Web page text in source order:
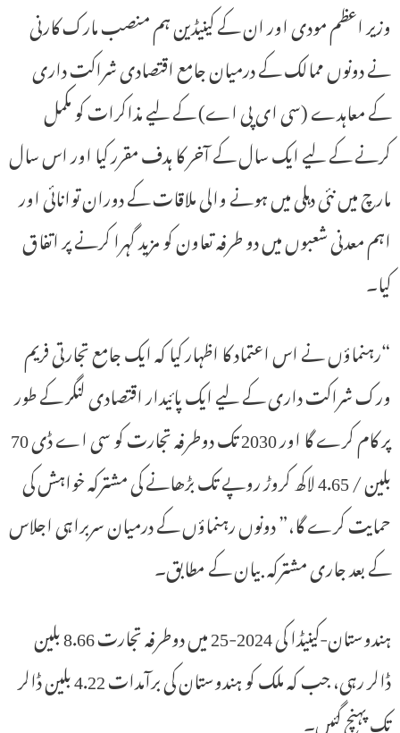
وزیر اعظم مودی اور ان کے کینیڈین ہم منصب مارک کارنی
نے دونوں ممالک کے درمیان جامع اقتصادی شراکت داری
کے معاہدے (سی ای پی اے) کے لیے مذاکرات کو مکمل
کرنے کے لیے ایک سال کے آخر کا ہدف مقرر کیا اور اس سال
مارچ میں نئی ​​دہلی میں ہونے والی ملاقات کے دوران توانائی اور
اہم معدنی شعبوں میں دو طرفہ تعاون کو مزید گہرا کرنے پر اتفاق
کیا۔
“رہنماؤں نے اس اعتماد کا اظہار کیا کہ ایک جامع تجارتی فریم
ورک شراکت داری کے لیے ایک پائیدار اقتصادی لنگر کے طور
پر کام کرے گا اور 2030 تک دوطرفہ تجارت کو سی اے ڈی 70
بلین / 4.65 لاکھ کروڑ روپے تک بڑھانے کی مشترکہ خواہش کی
حمایت کرے گا،” دونوں رہنماؤں کے درمیان سربراہی اجلاس
کے بعد جاری مشترکہ بیان کے مطابق۔
ہندوستان-کینیڈا کی 2024-25 میں دوطرفہ تجارت 8.66 بلین
ڈالر رہی، جب کہ ملک کو ہندوستان کی برآمدات 4.22 بلین ڈالر
تک پہنچ گئیں۔